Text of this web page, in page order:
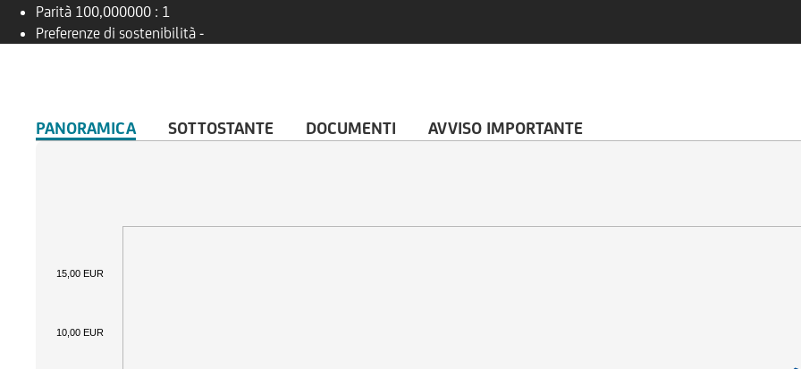
Parità 100,000000 : 1
Preferenze di sostenibilità -
PANORAMICA SOTTOSTANTE DOCUMENTI AVVISO IMPORTANTE
10,00 EUR
15,00 EUR